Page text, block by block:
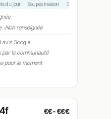
du jour Soupes maison Galettes
:Non renseignée
avis Google
par la communauté
pour le moment
€€-€€€